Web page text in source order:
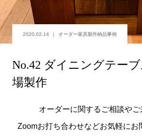
2020.02.14 オーダー家具製作納品事例
No.42 ダイニングテー
場製作
オーダーに関するご相談やご
Zoomお打ち合わせなどお気軽にお